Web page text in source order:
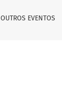
OUTROS EVENTOS